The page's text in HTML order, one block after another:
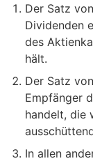
Der Satz
Dividenden
des
hält.
Der Satz
Empfänger
handelt, die
In allen